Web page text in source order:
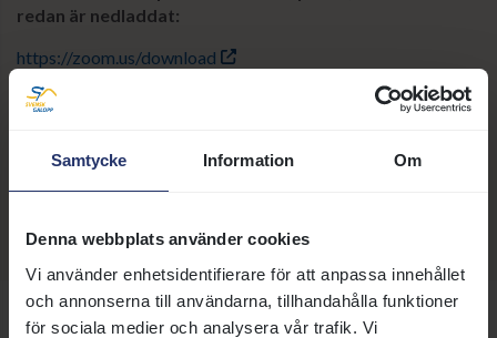
Samtycke Information Om
Denna webbplats använder cookies
Vi använder enhetsidentifierare för att anpassa innehållet
och annonserna till användarna, tillhandahålla funktioner
för sociala medier och analysera vår trafik. Vi
redan är nedladdat:
https://zoom.us/download
Länk för att ansluta:
pwd=WUc3aWRzU2Y5Y0xwTDVDSVAxQnlBZz09
Lösenord:165506
19 september 2023 14:03